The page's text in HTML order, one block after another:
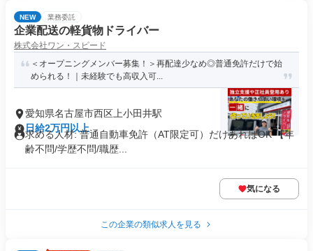
NEW 業務委託
企業配送の軽貨物ドライバー
株式会社ワン・スピード
＜オープニングメンバー募集！＞再配達少なめ◎普通免許だけで始
められる！｜未経験でも高収入可...
愛知県名古屋市西区上小田井駅
日給2万円以上
求める人材: 普通自動車免許（AT限定可）だけあればOK 【年
齢不問/学歴不問/職歴...
気になる
この企業の類似求人を見る